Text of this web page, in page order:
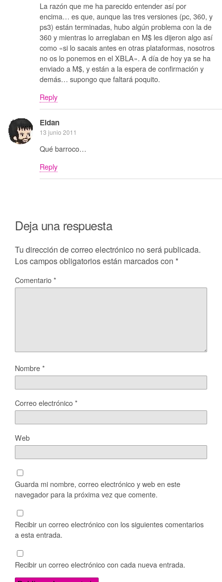
La razón que me ha parecido entender así por
encima… es que, aunque las tres versiones (pc, 360, y
ps3) están terminadas, hubo algún problema con la de
360 y mientras lo arreglaban en M$ les dijeron algo así
como «si lo sacais antes en otras plataformas, nosotros
no os lo ponemos en el XBLA». A día de hoy ya se ha
enviado a M$, y están a la espera de confirmación y
demás… supongo que faltará poquito.
Reply
Eldan
13 junio 2011
Qué barroco…
Reply
Deja una respuesta
Tu dirección de correo electrónico no será publicada.
Los campos obligatorios están marcados con *
Comentario*
Nombre*
Correo electrónico*
Web
Guarda mi nombre, correo electrónico y web en este
navegador para la próxima vez que comente.
Recibir un correo electrónico con los siguientes comentarios
a esta entrada.
Recibir un correo electrónico con cada nueva entrada.